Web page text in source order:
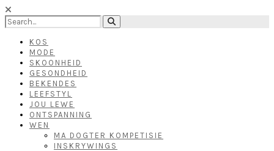
KOS
MODE
SKOONHEID
GESONDHEID
BEKENDES
LEEFSTYL
JOU LEWE
ONTSPANNING
WEN
MA DOGTER KOMPETISIE
INSKRYWINGS